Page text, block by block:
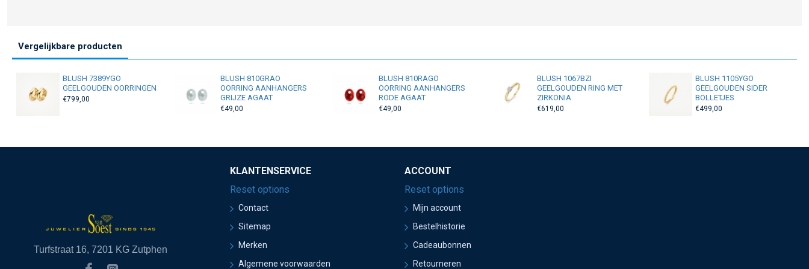
Vergelijkbare producten
BLUSH 7389YGO
GEELGOUDEN OORRINGEN
€799,00
BLUSH 810GRAO
OORRING AANHANGERS
GRIJZE AGAAT
€49,00
BLUSH 810RAGO
OORRING AANHANGERS
RODE AGAAT
€49,00
BLUSH 1067BZI
GEELGOUDEN RING MET
ZIRKONIA
€619,00
BLUSH 1105YGO
GEELGOUDEN SIDER
BOLLETJES
€499,00
Turfstraat 16, 7201 KG Zutphen
KLANTENSERVICE
Reset options
Contact
Sitemap
Merken
Algemene voorwaarden
ACCOUNT
Reset options
Mijn account
Bestelhistorie
Cadeaubonnen
Retourneren